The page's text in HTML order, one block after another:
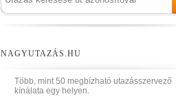
NAGYUTAZÁS.HU
Több, mint 50 megbízható utazásszervező
kínálata egy helyen.